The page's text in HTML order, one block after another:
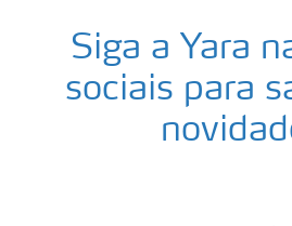
Siga a Yara
sociais para